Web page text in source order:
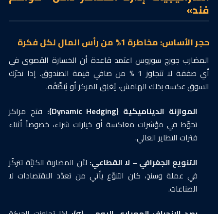
فند»
حجر الأساس: مخاطرة 1% من رأس المال لكل فكرة
المضارب جورج سوروس اعتمد قاعدة أن الخسارة القصوى في
أي صفقة لا تتجاوز 1 % من صافي قيمة الصندوق. إذا تحرّك
السوق عكسه بذلك الهامش، يُغلِق المركز أو يُنظِّفُه.
الموازنة الديناميكية (Dynamic Hedging):
فتح مراكز
تحوّط في مؤشرات معاكسة أو خيارات شراء، خصوصاً أثناء
فترات التطاير العالي.
التنويع الجغرافي – لا القطاعي: لأن المضاربة الكليّة تتركّز
في عملة وسندٍ، كان التنوّع يأتي من تعدّد الاقتصادات لا
الصناعات.